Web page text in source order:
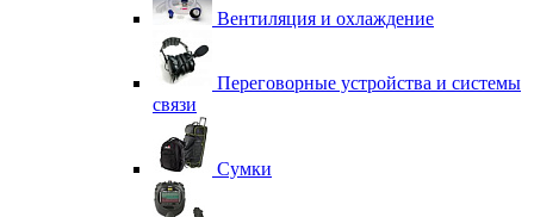
Вентиляция и охлаждение
Переговорные устройства и системы
связи
Сумки